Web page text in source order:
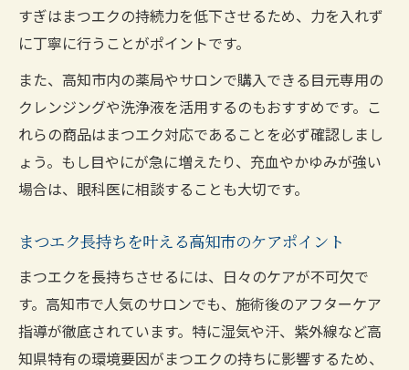
すぎはまつエクの持続力を低下させるため、力を入れず
に丁寧に行うことがポイントです。
また、高知市内の薬局やサロンで購入できる目元専用の
クレンジングや洗浄液を活用するのもおすすめです。こ
れらの商品はまつエク対応であることを必ず確認しまし
ょう。もし目やにが急に増えたり、充血やかゆみが強い
場合は、眼科医に相談することも大切です。
まつエク長持ちを叶える高知市のケアポイント
まつエクを長持ちさせるには、日々のケアが不可欠で
す。高知市で人気のサロンでも、施術後のアフターケア
指導が徹底されています。特に湿気や汗、紫外線など高
知県特有の環境要因がまつエクの持ちに影響するため、